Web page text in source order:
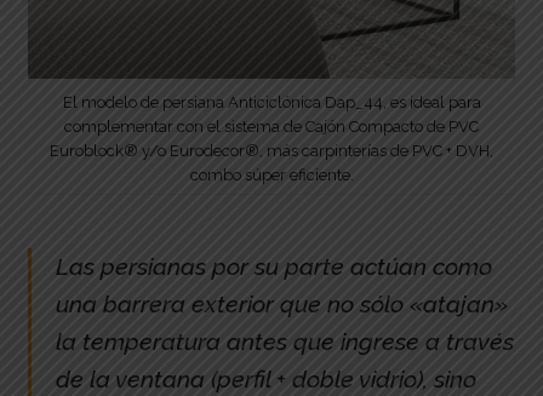
El modelo de persiana Anticiclónica Dap_44, es ideal para
complementar con el sistema de Cajón Compacto de PVC
Euroblock® y/o Eurodecor®, más carpinterías de PVC + DVH,
combo súper eficiente.
Las persianas por su parte actúan como
una barrera exterior que no sólo «atajan»
la temperatura antes que ingrese a través
de la ventana (perfil + doble vidrio), sino